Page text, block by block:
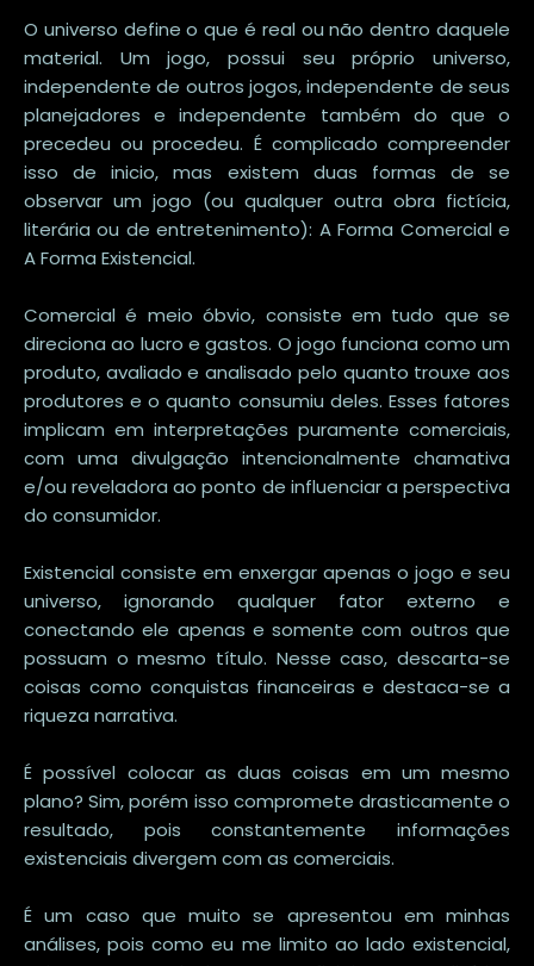
O universo define o que é real ou não dentro daquele
material. Um jogo, possui seu próprio universo,
independente de outros jogos, independente de seus
planejadores e independente também do que o
precedeu ou procedeu. É complicado compreender
isso de inicio, mas existem duas formas de se
observar um jogo (ou qualquer outra obra fictícia,
literária ou de entretenimento): A Forma Comercial e
A Forma Existencial.
Comercial é meio óbvio, consiste em tudo que se
direciona ao lucro e gastos. O jogo funciona como um
produto, avaliado e analisado pelo quanto trouxe aos
produtores e o quanto consumiu deles. Esses fatores
implicam em interpretações puramente comerciais,
com uma divulgação intencionalmente chamativa
e/ou reveladora ao ponto de influenciar a perspectiva
do consumidor.
Existencial consiste em enxergar apenas o jogo e seu
universo, ignorando qualquer fator externo e
conectando ele apenas e somente com outros que
possuam o mesmo título. Nesse caso, descarta-se
coisas como conquistas financeiras e destaca-se a
riqueza narrativa.
É possível colocar as duas coisas em um mesmo
plano? Sim, porém isso compromete drasticamente o
resultado, pois constantemente informações
existenciais divergem com as comerciais.
É um caso que muito se apresentou em minhas
análises, pois como eu me limito ao lado existencial,